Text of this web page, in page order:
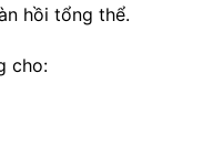
hồi tổng thể.
cho: